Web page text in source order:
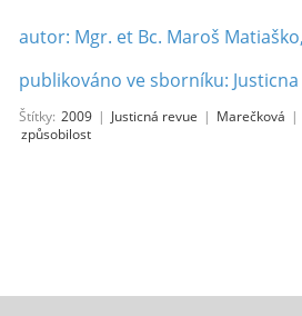
autor: Mgr. et Bc. Maroš
publikováno ve sborníku:
Štítky: 2009 | Justicná revue | Marečková |
způsobilost